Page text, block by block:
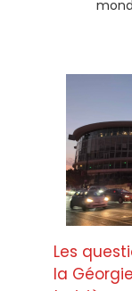
Les
la